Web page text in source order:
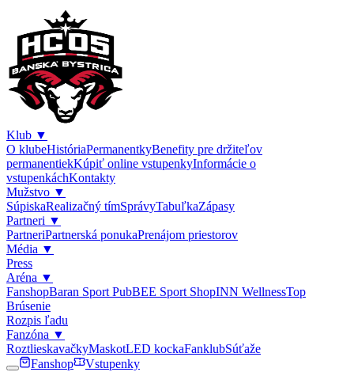
Klub ▼
O klubeHistóriaPermanentkyBenefity pre držiteľov
permanentiekKúpiť online vstupenkyInformácie o
vstupenkáchKontakty
Mužstvo ▼
SúpiskaRealizačný tímSprávyTabuľkaZápasy
Partneri ▼
PartneriPartnerská ponukaPrenájom priestorov
Média ▼
Press
Aréna ▼
FanshopBaran Sport PubBEE Sport ShopINN WellnessTop
Brúsenie
Rozpis ľadu
Fanzóna ▼
RoztlieskavačkyMaskotLED kockaFanklubSúťaže
Fanshop
Vstupenky